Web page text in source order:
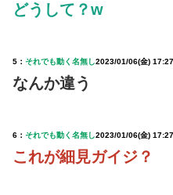
どうして？w
5： それでも動く名無し2023/01/06(金)
なんか違う
6： それでも動く名無し2023/01/06(金)
これが細見ガイジ？